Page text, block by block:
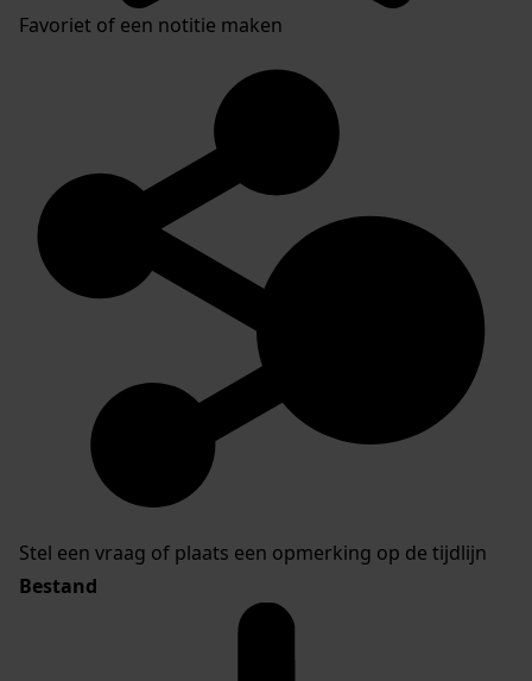
Favoriet of een notitie maken
Stel een vraag of plaats een opmerking op de tijdlijn
Bestand